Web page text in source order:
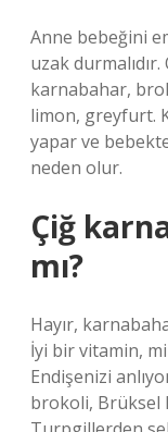
Anne bebeğini
uzak
karnabahar,
limon, greyfurt.
yapar ve
neden olur.
Çiğ
mı?
Hayır,
İyi bir vitamin,
Endişenizi
brokoli, Brüksel